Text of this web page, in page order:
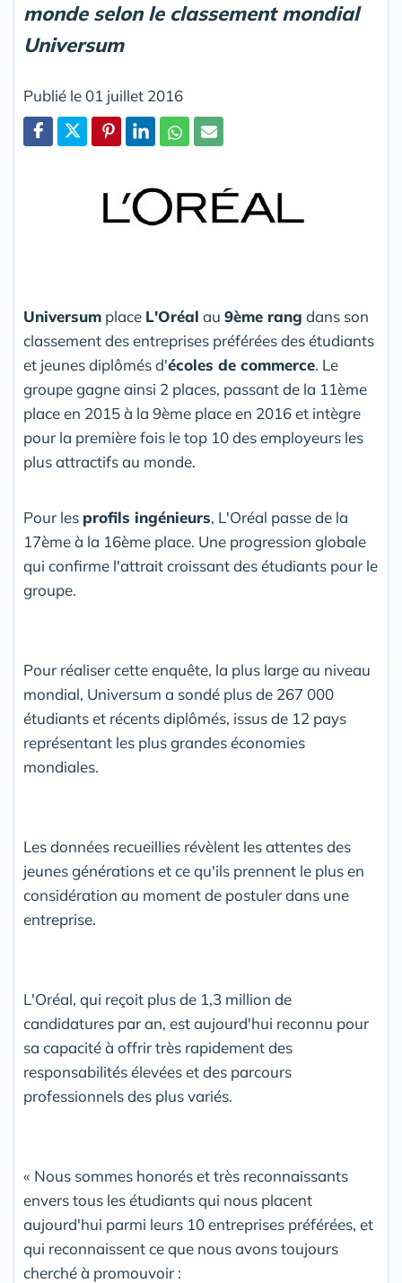
monde selon le classement mondial
Universum
Publié le 01 juillet 2016
Universum place L'Oréal au 9ème rang dans son
classement des entreprises préférées des étudiants
et jeunes diplômés d'écoles de commerce. Le
groupe gagne ainsi 2 places, passant de la 11ème
place en 2015 à la 9ème place en 2016 et intègre
pour la première fois le top 10 des employeurs les
plus attractifs au monde.
Pour les profils ingénieurs, L'Oréal passe de la
17ème à la 16ème place. Une progression globale
qui confirme l'attrait croissant des étudiants pour le
groupe.
Pour réaliser cette enquête, la plus large au niveau
mondial, Universum a sondé plus de 267 000
étudiants et récents diplômés, issus de 12 pays
représentant les plus grandes économies
mondiales.
Les données recueillies révèlent les attentes des
jeunes générations et ce qu'ils prennent le plus en
considération au moment de postuler dans une
entreprise.
L'Oréal, qui reçoit plus de 1,3 million de
candidatures par an, est aujourd'hui reconnu pour
sa capacité à offrir très rapidement des
responsabilités élevées et des parcours
professionnels des plus variés.
« Nous sommes honorés et très reconnaissants
envers tous les étudiants qui nous placent
aujourd'hui parmi leurs 10 entreprises préférées, et
qui reconnaissent ce que nous avons toujours
cherché à promouvoir :